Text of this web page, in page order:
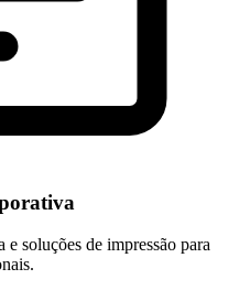
soluções de impressão para